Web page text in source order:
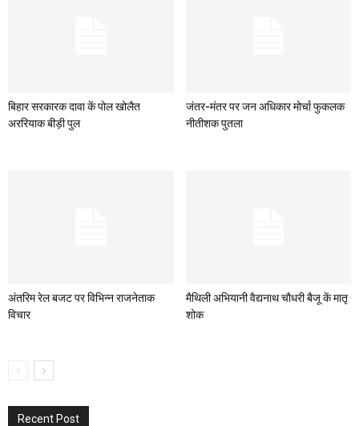
बिहार सरकारक दावा कें पोल खोलैत
अररियाक बीड़ी पुल
जंतर-मंतर पर जन अधिकार मोर्चा फुकलक
नीतीशक पुतला
अंतरिम रेल बजट पर विभिन्न राजनेताक
विचार
मैथिली अभियानी वैद्यनाथ चौधरी बैजू कें मातृ
शोक
Recent Post